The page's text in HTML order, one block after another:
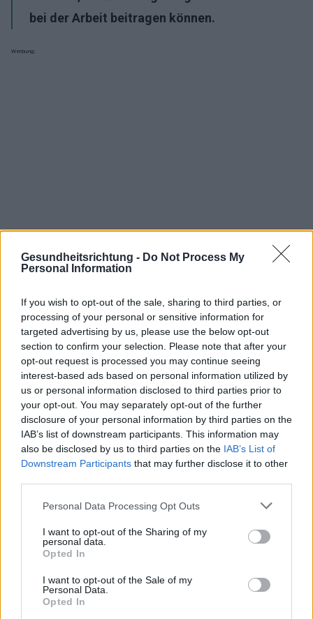
Gesundheitsrichtung - Do Not Process My
Personal Information
If you wish to opt-out of the sale, sharing to third parties, or
processing of your personal or sensitive information for
targeted advertising by us, please use the below opt-out
section to confirm your selection. Please note that after your
opt-out request is processed you may continue seeing
interest-based ads based on personal information utilized by
us or personal information disclosed to third parties prior to
your opt-out. You may separately opt-out of the further
disclosure of your personal information by third parties on the
IAB’s list of downstream participants. This information may
also be disclosed by us to third parties on the IAB’s List of
Downstream Participants that may further disclose it to other
Please note that this website/app uses one or more Google
not limited to your visit or usage behaviour. You may click to
grant or deny consent to Google and its third-party tags to
use your data for below specified purposes in below Google
consent section.
Personal Data Processing Opt Outs
I want to opt-out of the Sharing of my
personal data.
Opted In
I want to opt-out of the Sale of my
Personal Data.
Opted In
bei der Arbeit beitragen können.
Werbung:
Interessant? Teilen sie es auf Facebook!
Möchten Sie auf dem Laufenden bleiben?
Folgen Sie uns auf
Google
News
ZUGEHÖRIG
Themen Arbeitseffizienz Ausgewogene ernährung
Ausreichender schlaf Eisenhower-regel
Körperliche betätigung Optimierung der arbeitsumgebung
Pomodoro-methode Produktivität am arbeitsplatz
Produktivitätssteigernde techniken
Strategien zur steigerung der produktivität
Unterbrechungen